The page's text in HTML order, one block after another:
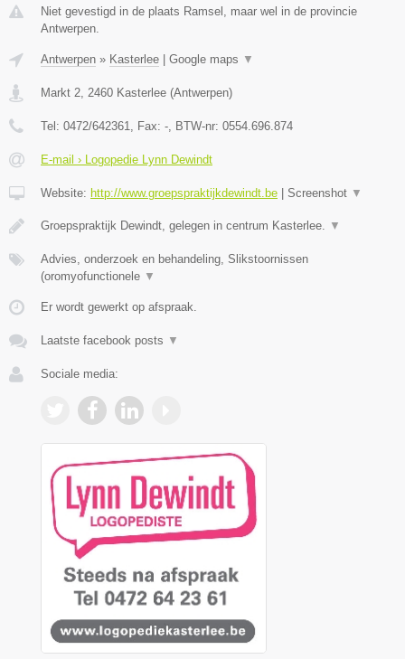
Niet gevestigd in de plaats Ramsel, maar wel in de provincie
Antwerpen.
Antwerpen » Kasterlee | Google maps ▼
Markt 2 2460 Kasterlee (Antwerpen)
Tel: 0472/642361 , Fax: - , BTW-nr: 0554.696.874
E-mail › Logopedie Lynn Dewindt
Website: http://www.groepspraktijkdewindt.be | Screenshot ▼
Groepspraktijk Dewindt, gelegen in centrum Kasterlee. ▼
Advies, onderzoek en behandeling, Slikstoornissen
(oromyofunctionele ▼
Er wordt gewerkt op afspraak.
Laatste facebook posts ▼
Sociale media: